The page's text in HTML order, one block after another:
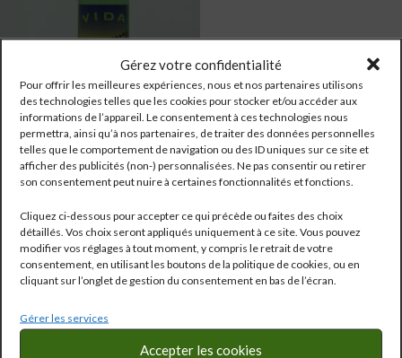
Gérez votre confidentialité
Pour offrir les meilleures expériences, nous et nos partenaires utilisons
des technologies telles que les cookies pour stocker et/ou accéder aux
informations de l’appareil. Le consentement à ces technologies nous
permettra, ainsi qu’à nos partenaires, de traiter des données personnelles
telles que le comportement de navigation ou des ID uniques sur ce site et
afficher des publicités (non-) personnalisées. Ne pas consentir ou retirer
son consentement peut nuire à certaines fonctionnalités et fonctions.
Cliquez ci-dessous pour accepter ce qui précède ou faites des choix
détaillés. Vos choix seront appliqués uniquement à ce site. Vous pouvez
modifier vos réglages à tout moment, y compris le retrait de votre
consentement, en utilisant les boutons de la politique de cookies, ou en
cliquant sur l’onglet de gestion du consentement en bas de l’écran.
Gérer les services
Accepter les cookies
MEXIQUE
VIDA Mezcal 100 % Agave
Réf:387
55,00€
2 en stock